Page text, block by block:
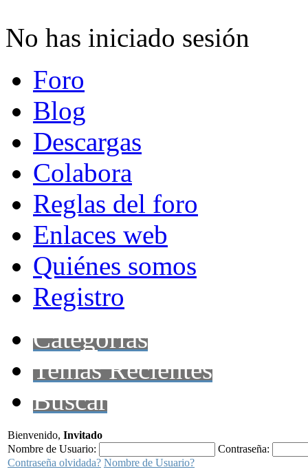
No has iniciado sesión
Foro
Blog
Descargas
Colabora
Reglas del foro
Enlaces web
Quiénes somos
Registro
Categorías
Temas Recientes
Buscar
Bienvenido, Invitado
Nombre de Usuario:
Contraseña:
Contraseña olvidada? Nombre de Usuario?